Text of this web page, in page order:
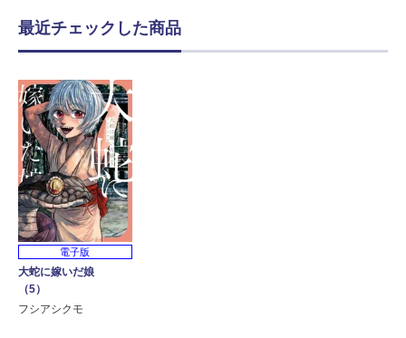
最近チェックした商品
電子版
大蛇に嫁いだ娘
（5）
フシアシクモ